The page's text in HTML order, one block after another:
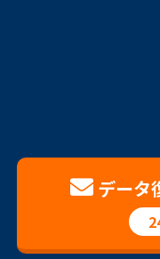
データ